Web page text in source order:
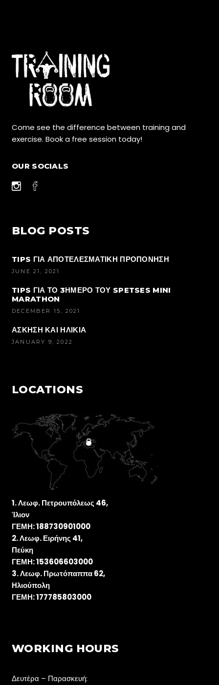
Come see the difference between training and
exercise. Book a free session today!
OUR SOCIALS
BLOG POSTS
TIPS ΓΙΑ ΑΠΟΤΕΛΕΣΜΑΤΙΚΗ ΠΡΟΠΟΝΗΣΗ
JUNE 21, 2021
TIPS ΓΙΑ ΤΟ 3ΗΜΕΡΟ ΤΟΥ SPETSES MINI
MARATHON
DECEMBER 15, 2021
ΑΣΚΗΣΗ ΚΑΙ ΗΛΙΚΙΑ
JANUARY 9, 2022
LOCATIONS
Λεωφ. Πετρουπόλεως 46,
Ίλιον
ΓΕΜΗ: 188730901000
Λεωφ. Ειρήνης 41,
Πεύκη
ΓΕΜΗ: 153606603000
Λεωφ. Πρωτόπαππα 62,
Ηλιούπολη
ΓΕΜΗ: 177785803000
WORKING HOURS
Δευτέρα – Παρασκευή: